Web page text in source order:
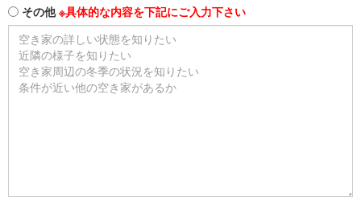
その他※具体的な内容を下記にご入力下さい